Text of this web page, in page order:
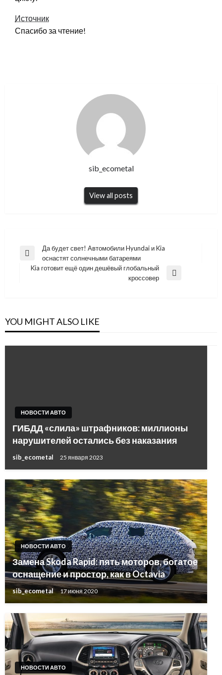
Источник
Спасибо за чтение!
sib_ecometal
View all posts
Навигация
Previous
Post
Да будет свет! Автомобили Hyundai и Kia
оснастят солнечными батареями
Kia готовит ещё один дешёвый глобальный
кроссовер
YOU MIGHT ALSO LIKE
НОВОСТИ АВТО
ГИБДД «слила» штрафников: миллионы
нарушителей остались без наказания
sib_ecometal 25 января 2023
НОВОСТИ АВТО
Замена Skoda Rapid: пять моторов, богатое
оснащение и простор, как в Octavia
sib_ecometal 17 июня 2020
НОВОСТИ АВТО